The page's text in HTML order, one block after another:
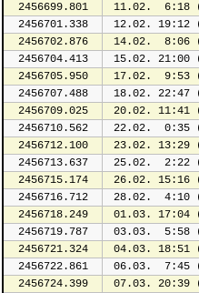
2456699.801
11.02.  6:18
2456701.338
12.02. 19:12
2456702.876
14.02.  8:06
2456704.413
15.02. 21:00
2456705.950
17.02.  9:53
2456707.488
18.02. 22:47
2456709.025
20.02. 11:41
2456710.562
22.02.  0:35
2456712.100
23.02. 13:29
2456713.637
25.02.  2:22
2456715.174
26.02. 15:16
2456716.712
28.02.  4:10
2456718.249
01.03. 17:04
2456719.787
03.03.  5:58
2456721.324
04.03. 18:51
2456722.861
06.03.  7:45
2456724.399
07.03. 20:39